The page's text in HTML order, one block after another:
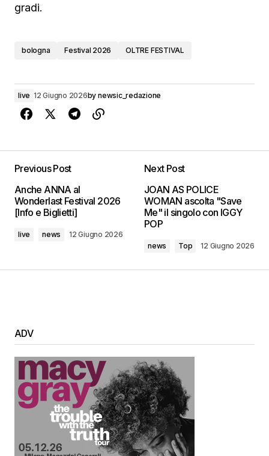
gradi.
bologna Festival 2026 OLTRE FESTIVAL
live 12 Giugno 2026by newsic_redazione
Previous Post
Anche ANNA al
Wonderlast Festival 2026
[Info e Biglietti]
live news 12 Giugno 2026
Next Post
JOAN AS POLICE
WOMAN ascolta "Save
Me" il singolo con IGGY
POP
news Top 12 Giugno 2026
ADV